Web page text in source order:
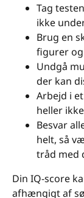
Tag
ikke
Brug en
figurer og
Undgå
der kan
Arbejd i
heller
Besvar
helt, så
tråd med
Din IQ-score
afhængigt af